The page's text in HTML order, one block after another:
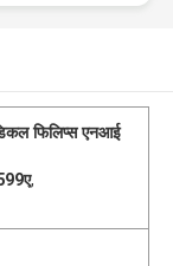
फिलिप्स एनआई
,